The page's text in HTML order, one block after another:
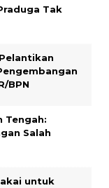
Tak
BPN
Tengah:
Salah
untuk